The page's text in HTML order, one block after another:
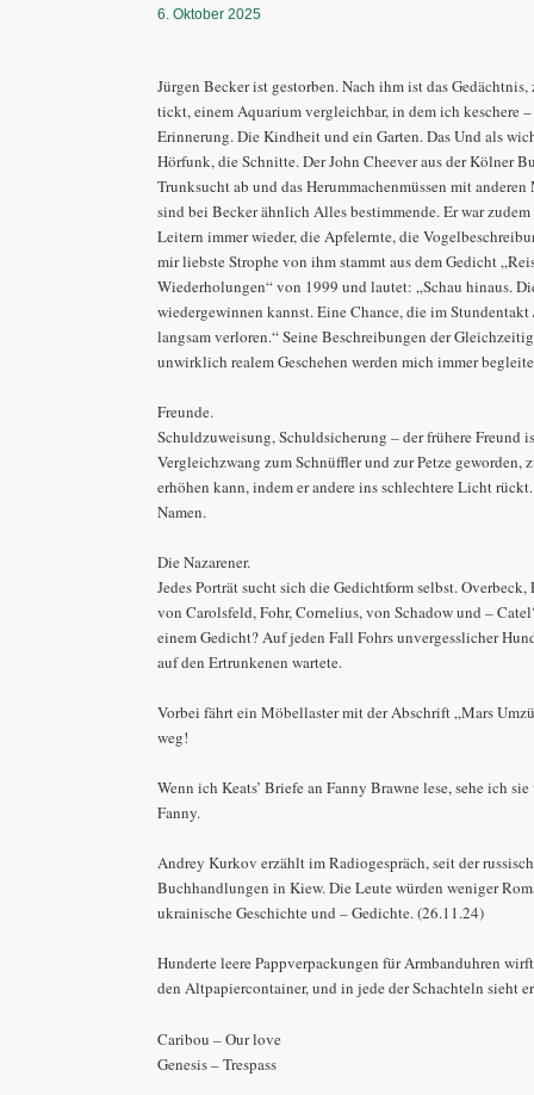
6. Oktober 2025
Jürgen Becker ist gestorben. Nach ihm ist das Gedächtnis,
tickt, einem Aquarium vergleichbar, in dem ich keschere
Erinnerung. Die Kindheit und ein Garten. Das Und als
Hörfunk, die Schnitte. Der John Cheever aus der Kölner
Trunksucht ab und das Herummachenmüssen mit
sind bei Becker ähnlich Alles bestimmende. Er war
Leitern immer wieder, die Apfelernte, die
mir liebste Strophe von ihm stammt aus dem Gedicht
Wiederholungen“ von 1999 und lautet: „Schau hinaus.
wiedergewinnen kannst. Eine Chance, die im
langsam verloren.“ Seine Beschreibungen der
unwirklich realem Geschehen werden mich immer
Freunde.
Schuldzuweisung, Schuldsicherung – der frühere Freund
Vergleichzwang zum Schnüffler und zur Petze geworden,
erhöhen kann, indem er andere ins schlechtere Licht
Namen.
Die Nazarener.
Jedes Porträt sucht sich die Gedichtform selbst.
von Carolsfeld, Fohr, Cornelius, von Schadow und –
einem Gedicht? Auf jeden Fall Fohrs unvergesslicher
auf den Ertrunkenen wartete.
Vorbei fährt ein Möbellaster mit der Abschrift „Mars
weg!
Wenn ich Keats’ Briefe an Fanny Brawne lese, sehe ich
Fanny.
Andrey Kurkov erzählt im Radiogespräch, seit der
Buchhandlungen in Kiew. Die Leute würden weniger
ukrainische Geschichte und – Gedichte. (26.11.24)
Hunderte leere Pappverpackungen für Armbanduhren
den Altpapiercontainer, und in jede der Schachteln sieht
Caribou – Our love
Genesis – Trespass